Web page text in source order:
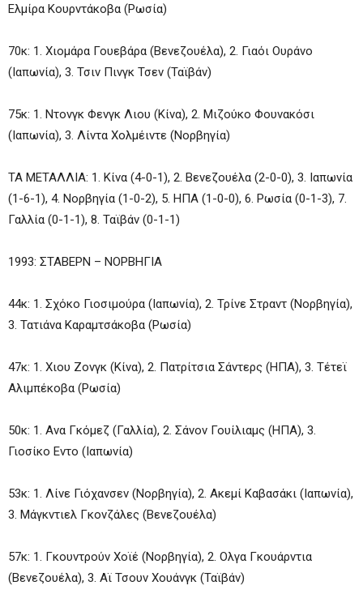
Ελμίρα Κουρντάκοβα (Ρωσία)
70κ: 1. Χιομάρα Γουεβάρα (Βενεζουέλα), 2. Γιαόι Ουράνο
(Ιαπωνία), 3. Τσιν Πινγκ Τσεν (Ταϊβάν)
75κ: 1. Ντονγκ Φενγκ Λιου (Κίνα), 2. Μιζούκο Φουνακόσι
(Ιαπωνία), 3. Λίντα Χολμέιντε (Νορβηγία)
ΤΑ ΜΕΤΑΛΛΙΑ: 1. Κίνα (4-0-1), 2. Βενεζουέλα (2-0-0), 3. Ιαπωνία
(1-6-1), 4. Νορβηγία (1-0-2), 5. ΗΠΑ (1-0-0), 6. Ρωσία (0-1-3), 7.
Γαλλία (0-1-1), 8. Ταϊβάν (0-1-1)
1993: ΣΤΑΒΕΡΝ – ΝΟΡΒΗΓΙΑ
44κ: 1. Σχόκο Γιοσιμούρα (Ιαπωνία), 2. Τρίνε Στραντ (Νορβηγία),
3. Τατιάνα Καραμτσάκοβα (Ρωσία)
47κ: 1. Χιου Ζονγκ (Κίνα), 2. Πατρίτσια Σάντερς (ΗΠΑ), 3. Τέτεϊ
Αλιμπέκοβα (Ρωσία)
50κ: 1. Ανα Γκόμεζ (Γαλλία), 2. Σάνον Γουίλιαμς (ΗΠΑ), 3.
Γιοσίκο Εντο (Ιαπωνία)
53κ: 1. Λίνε Γιόχανσεν (Νορβηγία), 2. Ακεμί Καβασάκι (Ιαπωνία),
3. Μάγκντιελ Γκονζάλες (Βενεζουέλα)
57κ: 1. Γκουντρούν Χοϊέ (Νορβηγία), 2. Ολγα Γκουάρντια
(Βενεζουέλα), 3. Αϊ Τσουν Χουάνγκ (Ταϊβάν)